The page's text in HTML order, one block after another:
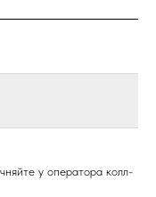
у оператора колл-